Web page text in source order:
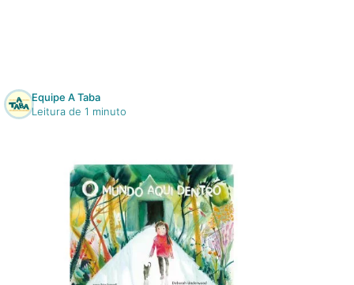
Cursos On line
Eventos
Equipe A Taba
Leitura de 1 minuto